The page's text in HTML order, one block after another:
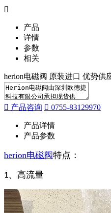
产品
详情
参数
相关
herion电磁阀 原装进口 优势供
产品咨询 0755-83129970
产品详情
产品参数
herion电磁阀特点：
1、高流量